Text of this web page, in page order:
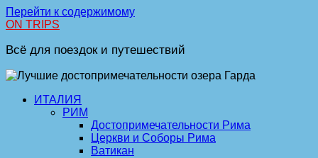
Перейти к содержимому
ON TRIPS
Всё для поездок и путешествий
ИТАЛИЯ
РИМ
Достопримечательности Рима
Церкви и Соборы Рима
Ватикан